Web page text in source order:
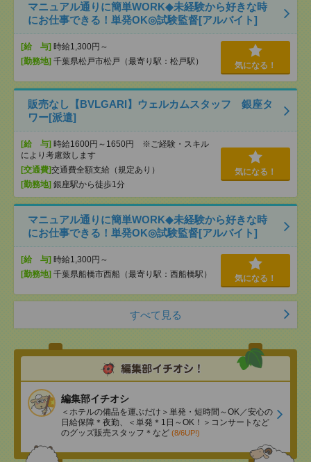
マニュアル通りに簡単WORK◆未経験から好きな時
にお仕事できる！単発OK◎試験監督[アルバイト]
[給 与] 時給1,300円～
[勤務地] 千葉県松戸市松戸（最寄り駅：松戸駅） 気になる！
販売なし【BVLGARI】ウェルカムスタッフ 銀座タ
ワー[派遣]
[給 与] 時給1600円～1650円 ※ご経験・スキル
により考慮致します
[交通費]交通費全額支給（規定あり）
[勤務地] 銀座駅から徒歩1分
気になる！
マニュアル通りに簡単WORK◆未経験から好きな時
にお仕事できる！単発OK◎試験監督[アルバイト]
[給 与] 時給1,300円～
[勤務地] 千葉県船橋市西船（最寄り駅：西船橋駅） 気になる！
すべて見る
編集部イチオシ
＜ホテルの備品を運ぶだけ＞単発・短時間～OK／安心の
日給保障＊夜勤、＜単発＊1日～OK！＞コンサートなど
のグッズ販売スタッフ＊など (8/6UP!)